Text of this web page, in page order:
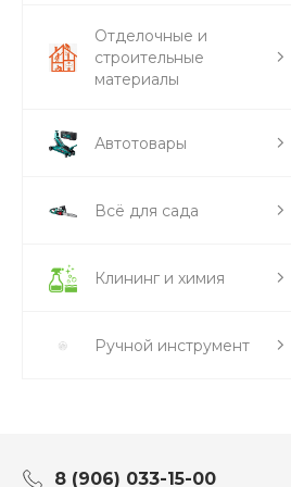
Отделочные и
строительные
материалы
Автотовары
Всё для сада
Клининг и химия
Ручной инструмент
8 (906) 033-15-00